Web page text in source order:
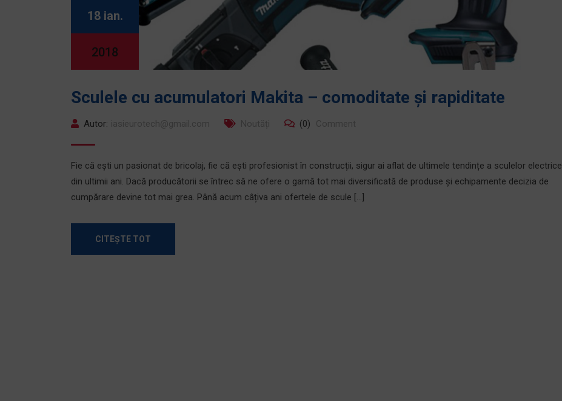
18 ian.
2018
Sculele cu acumulatori Makita – comoditate și rapiditate
Autor: (0)
Fie că ești un pasionat de bricolaj, fie că ești profesionist în construcții, sigur ai aflat de ultimele tendințe a sculelor electrice
din ultimii ani. Dacă producătorii se întrec să ne ofere o gamă tot mai diversificată de produse și echipamente decizia de
cumpărare devine tot mai grea. Până acum câțiva ani ofertele de scule […]
CITEȘTE TOT